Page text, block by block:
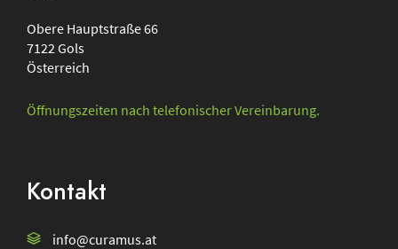
Obere Hauptstraße 66
7122Gols
Österreich
Öffnungszeiten nach telefonischer Vereinbarung.
Kontakt
info@curamus.at